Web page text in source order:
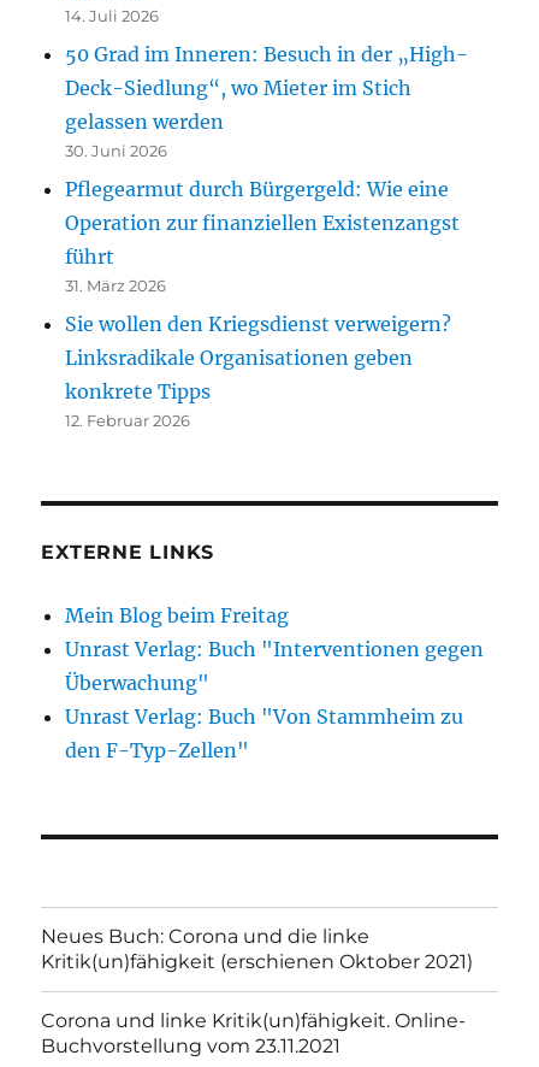
14. Juli 2026
50 Grad im Inneren: Besuch in der „High-
Deck-Siedlung“, wo Mieter im Stich
gelassen werden
30. Juni 2026
Pflegearmut durch Bürgergeld: Wie eine
Operation zur finanziellen Existenzangst
führt
31. März 2026
Sie wollen den Kriegsdienst verweigern?
Linksradikale Organisationen geben
konkrete Tipps
12. Februar 2026
EXTERNE LINKS
Mein Blog beim Freitag
Unrast Verlag: Buch "Interventionen gegen
Überwachung"
Unrast Verlag: Buch "Von Stammheim zu
den F-Typ-Zellen"
Neues Buch: Corona und die linke
Kritik(un)fähigkeit (erschienen Oktober 2021)
Corona und linke Kritik(un)fähigkeit. Online-
Buchvorstellung vom 23.11.2021